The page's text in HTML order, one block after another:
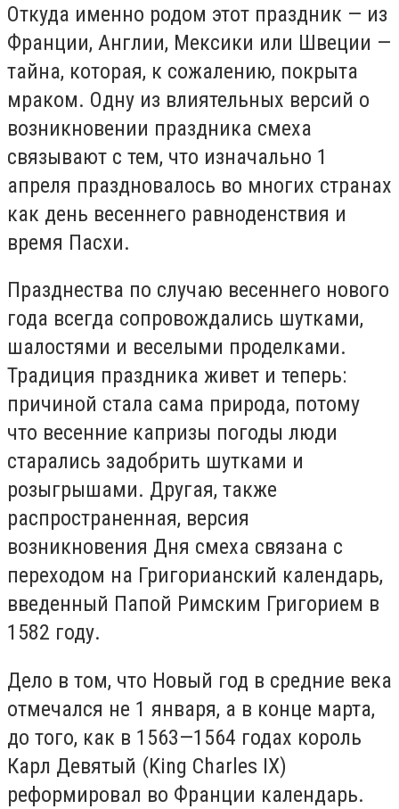
Откуда именно родом этот праздник — из
Франции, Англии, Мексики или Швеции —
тайна, которая, к сожалению, покрыта
мраком. Одну из влиятельных версий о
возникновении праздника смеха
связывают с тем, что изначально 1
апреля праздновалось во многих странах
как день весеннего равноденствия и
время Пасхи.
Празднества по случаю весеннего нового
года всегда сопровождались шутками,
шалостями и веселыми проделками.
Традиция праздника живет и теперь:
причиной стала сама природа, потому
что весенние капризы погоды люди
старались задобрить шутками и
розыгрышами. Другая, также
распространенная, версия
возникновения Дня смеха связана с
переходом на Григорианский календарь,
введенный Папой Римским Григорием в
1582 году.
Дело в том, что Новый год в средние века
отмечался не 1 января, а в конце марта,
до того, как в 1563—1564 годах король
Карл Девятый (King Charles IX)
реформировал во Франции календарь.